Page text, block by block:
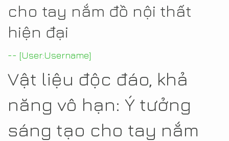
cho tay nắm đồ nội thất
hiện đại
-- [User:Username]
Vật liệu độc đáo, khả
năng vô hạn: Ý tưởng
sáng tạo cho tay nắm